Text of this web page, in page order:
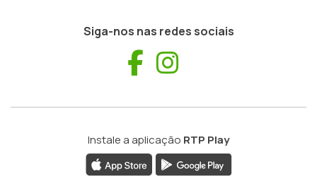
Siga-nos nas redes sociais
Facebook
Instale a aplicação RTP Play